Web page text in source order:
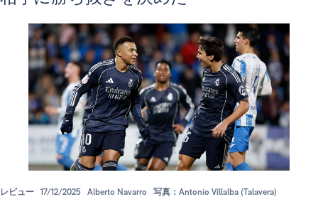
レビュー 17/12/2025 Alberto Navarro 写真：Antonio Villalba (Talavera)